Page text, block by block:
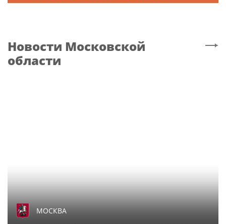
Новости Московской
области
МОСКВА